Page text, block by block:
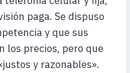
paga. Se dispuso
y que sus
los precios, pero que
y razonables».